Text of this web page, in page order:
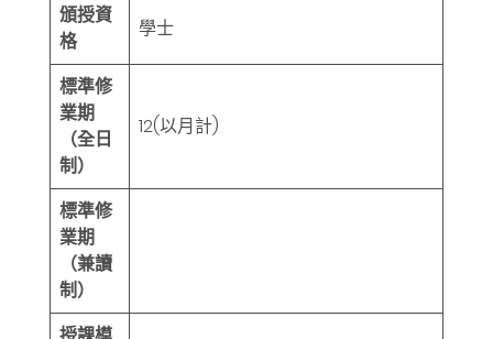
頒授資
格
學士
標準修
業期
（全日
制）
12(以月計)
標準修
業期
（兼讀
制）